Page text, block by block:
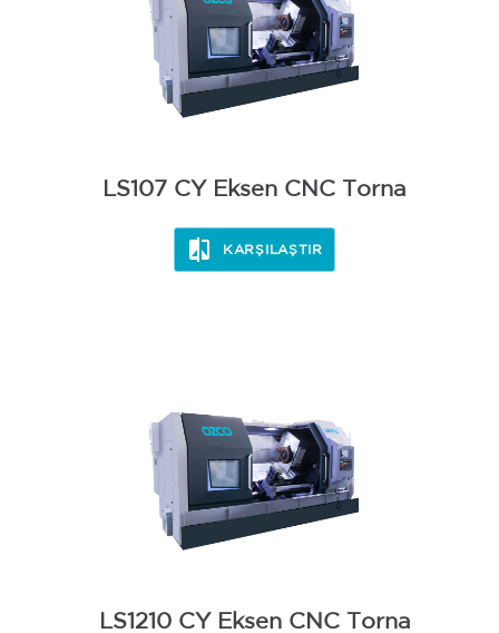
LS107 CY Eksen CNC Torna
KARŞILAŞTIR
LS1210 CY Eksen CNC Torna